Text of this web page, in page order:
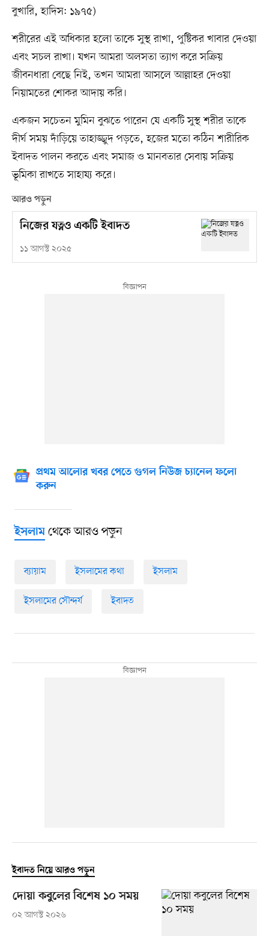
বুখারি, হাদিস: ১৯৭৫)
শরীরের এই অধিকার হলো তাকে সুস্থ রাখা, পুষ্টিকর খাবার দেওয়া
এবং সচল রাখা। যখন আমরা অলসতা ত্যাগ করে সক্রিয়
জীবনধারা বেছে নিই, তখন আমরা আসলে আল্লাহর দেওয়া
নিয়ামতের শোকর আদায় করি।
একজন সচেতন মুমিন বুঝতে পারেন যে একটি সুস্থ শরীর তাকে
দীর্ঘ সময় দাঁড়িয়ে তাহাজ্জুদ পড়তে, হজের মতো কঠিন শারীরিক
ইবাদত পালন করতে এবং সমাজ ও মানবতার সেবায় সক্রিয়
ভূমিকা রাখতে সাহায্য করে।
আরও পড়ুন
নিজের যত্নও একটি ইবাদত
১১ আগস্ট ২০২৫
প্রথম আলোর খবর পেতে গুগল নিউজ চ্যানেল ফলো
করুন
ইসলামথেকে আরও পড়ুন
ব্যায়াম ইসলামের কথা ইসলাম
ইসলামের সৌন্দর্য ইবাদত
ইবাদত নিয়ে আরও পড়ুন
দোয়া কবুলের বিশেষ ১০ সময়
০২ আগস্ট ২০২৬